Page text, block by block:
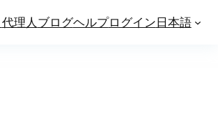
代理人 ブログヘルプログイン日本語